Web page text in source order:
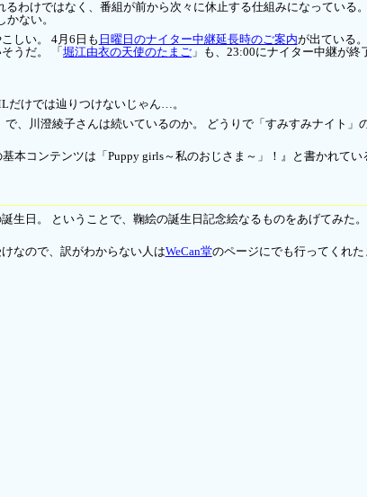
わけではなく、番組が前から次々に休止する仕組みになっている
ない。
しい。 4月6日も 日曜日のナイター中継延長時のご案内が出ている
うだ。 「 堀江由衣の天使のたまご 」も、23:00にナイター中継が
だけでは辿りつけないじゃん…。
で、川澄綾子さんは続いているのか。 どうりで「すみすみナイト」
本コンテンツは「Puppy girls～私のおじさま～」！』と書かれて
生日。 ということで、鞠絵の誕生日記念絵なるものをあげてみた
なので、訳がわからない人はWeCan堂のページにでも行ってくれ